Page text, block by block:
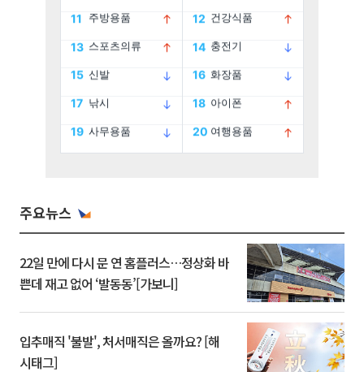
주요뉴스
22일 만에 다시 문 연 홈플러스…정상화 바
쁜데 재고 없어 ‘발동동’[가보니]
입추매직 '불발', 처서매직은 올까요? [해
시태그]